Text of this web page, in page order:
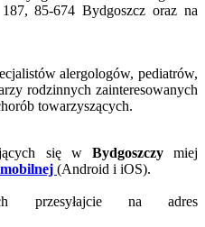
85-674 Bydgoszcz oraz na
alergologów, pediatrów,
rodzinnych zainteresowanych
towarzyszących.
się w Bydgoszczymiej
(Android i iOS).
przesyłajcie na adres